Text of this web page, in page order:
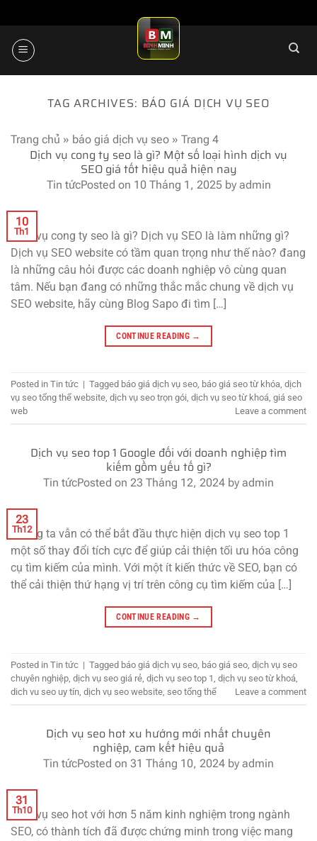
to
content
TAG ARCHIVES: BÁO GIÁ DỊCH VỤ SEO
Trang chủ » báo giá dịch vụ seo » Trang 4
Dịch vụ cong ty seo là gì? Một số loại hình dịch vụ
SEO giá tốt hiệu quả hiện nay
Tin tứcPosted on 10 Tháng 1, 2025by admin
10
Th1
Dịch vụ cong ty seo là gì? Dịch vụ SEO là làm những gì?
Dịch vụ SEO website có tầm quan trọng như thế nào? đang
là những câu hỏi được các doanh nghiệp vô cùng quan
tâm. Nếu bạn đang có những thắc mắc chung về dịch vụ
SEO website, hãy cùng Blog Sapo đi tìm […]
CONTINUE READING →
Posted in Tin tức | Tagged báo giá dịch vụ seo, báo giá seo từ khóa, dịch
vụ seo tổng thể website, dịch vụ seo trọn gói, dịch vụ seo từ khoá, giá seo
web
Leave a comment
Dịch vụ seo top 1 Google đối với doanh nghiệp tìm
kiếm gồm yếu tố gì?
Tin tứcPosted on 23 Tháng 12, 2024 by admin
23
Th12
Chúng ta vẫn có thể bắt đầu thực hiện dịch vụ seo top 1
một số thay đổi tích cực để giúp cải thiện tối ưu hóa công
cụ tìm kiếm của mình. Với một ít kiến thức về SEO, bạn có
thể cải thiện thứ hạng vị trí trên công cụ tìm kiếm của […]
CONTINUE READING →
Posted in Tin tức | Tagged báo giá dịch vụ seo, báo giá seo, dịch vụ seo
chuyên nghiệp, dịch vụ seo giá rẻ, dịch vụ seo top 1, dịch vụ seo từ khoá,
dich vu seo uy tín, dịch vụ seo website, seo tổng thể Leave a comment
Dịch vụ seo hot xu hướng mới nhất chuyên
nghiệp, cam kết hiệu quả
Tin tứcPosted on 31 Tháng 10, 2024 by admin
31
Th10
Dịch vụ seo hot với hơn 5 năm kinh nghiệm trong ngành
SEO, có thành tích đã được chứng minh trong việc mang